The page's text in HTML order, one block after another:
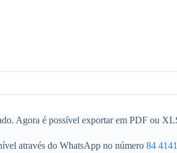
Agora é possível exportar em PDF ou
através do WhatsApp no número 84